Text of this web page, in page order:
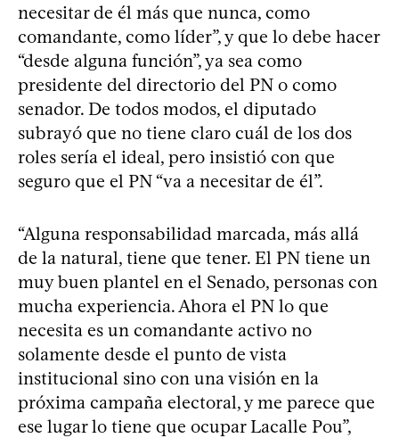
necesitar de él más que nunca, como
comandante, como líder”, y que lo debe hacer
“desde alguna función”, ya sea como
presidente del directorio del PN o como
senador. De todos modos, el diputado
subrayó que no tiene claro cuál de los dos
roles sería el ideal, pero insistió con que
seguro que el PN “va a necesitar de él”.
“Alguna responsabilidad marcada, más allá
de la natural, tiene que tener. El PN tiene un
muy buen plantel en el Senado, personas con
mucha experiencia. Ahora el PN lo que
necesita es un comandante activo no
solamente desde el punto de vista
institucional sino con una visión en la
próxima campaña electoral, y me parece que
ese lugar lo tiene que ocupar Lacalle Pou”,